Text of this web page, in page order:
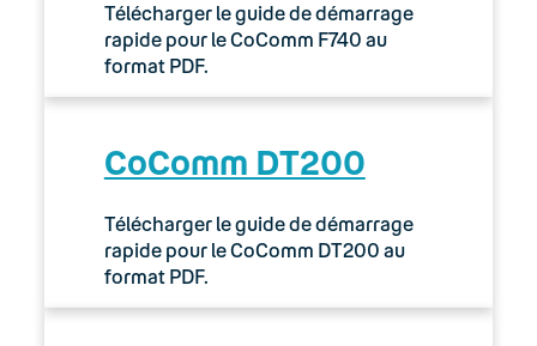
Télécharger le guide de démarrage
rapide pour le CoComm F740 au
format PDF.
CoComm DT200
Télécharger le guide de démarrage
rapide pour le CoComm DT200 au
format PDF.